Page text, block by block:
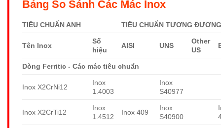
Bảng So Sánh Các Mác Inox
TIÊU CHUẨN ANH TIÊU CHUẨN TƯƠNG
Tên Inox
Số
hiệu
AISI UNS
Other
US
Dòng Ferritic - Các mác tiêu chuẩn
Inox X2CrNi12
Inox
1.4003
Inox
S40977
Inox X2CrTi12
Inox
1.4512
Inox 409
Inox
S40900